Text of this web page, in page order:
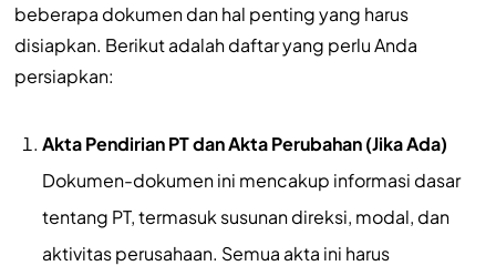
beberapa dokumen dan hal penting yang harus
disiapkan. Berikut adalah daftar yang perlu Anda
persiapkan:
Akta Pendirian PT dan Akta Perubahan (Jika Ada)
Dokumen-dokumen ini mencakup informasi dasar
tentang PT, termasuk susunan direksi, modal, dan
aktivitas perusahaan. Semua akta ini harus